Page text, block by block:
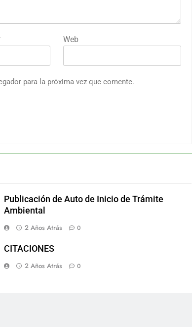
Web
para la próxima vez que comente.
Publicación de Auto de Inicio de Trámite
Ambiental
2 Años Atrás 0
CITACIONES
2 Años Atrás 0